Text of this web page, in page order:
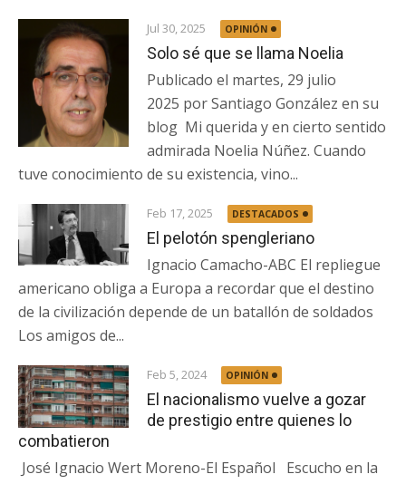
Jul 30, 2025 OPINIÓN
Solo sé que se llama Noelia
Publicado el martes, 29 julio
2025 por Santiago González en su
blog Mi querida y en cierto sentido
admirada Noelia Núñez. Cuando
tuve conocimiento de su existencia, vino...
Feb 17, 2025 DESTACADOS
El pelotón spengleriano
Ignacio Camacho-ABC El repliegue
americano obliga a Europa a recordar que el destino
de la civilización depende de un batallón de soldados
Los amigos de...
Feb 5, 2024 OPINIÓN
El nacionalismo vuelve a gozar
de prestigio entre quienes lo
combatieron
José Ignacio Wert Moreno-El Español Escucho en la